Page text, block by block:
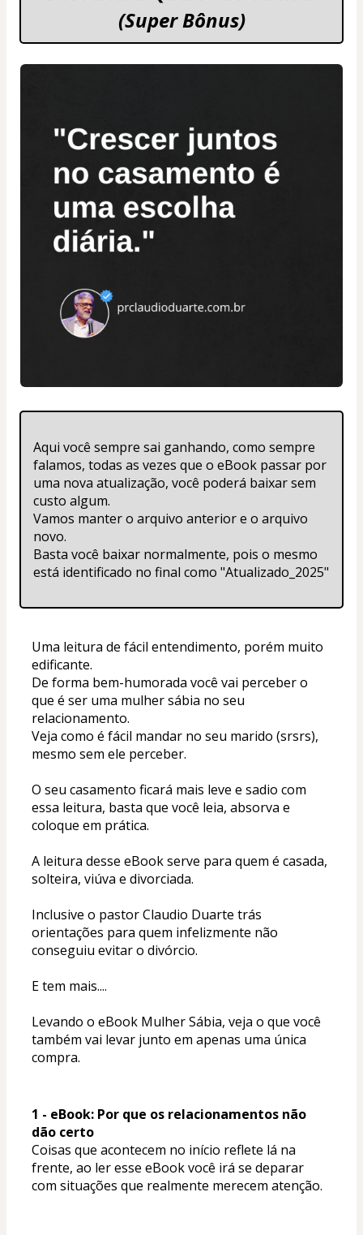
(Super Bônus)
Aqui você sempre sai ganhando, como sempre
falamos, todas as vezes que o eBook passar por
uma nova atualização, você poderá baixar sem
custo algum.
Vamos manter o arquivo anterior e o arquivo
novo.
Basta você baixar normalmente, pois o mesmo
está identificado no final como "Atualizado_2025"
Uma leitura de fácil entendimento, porém muito
edificante.
De forma bem-humorada você vai perceber o
que é ser uma mulher sábia no seu
relacionamento.
Veja como é fácil mandar no seu marido (srsrs),
mesmo sem ele perceber.
O seu casamento ficará mais leve e sadio com
essa leitura, basta que você leia, absorva e
coloque em prática.
A leitura desse eBook serve para quem é casada,
solteira, viúva e divorciada.
Inclusive o pastor Claudio Duarte trás
orientações para quem infelizmente não
conseguiu evitar o divórcio.
E tem mais....
Levando o eBook Mulher Sábia, veja o que você
também vai levar junto em apenas uma única
compra.
1 - eBook: Por que os relacionamentos não
dão certo
Coisas que acontecem no início reflete lá na
frente, ao ler esse eBook você irá se deparar
com situações que realmente merecem atenção.